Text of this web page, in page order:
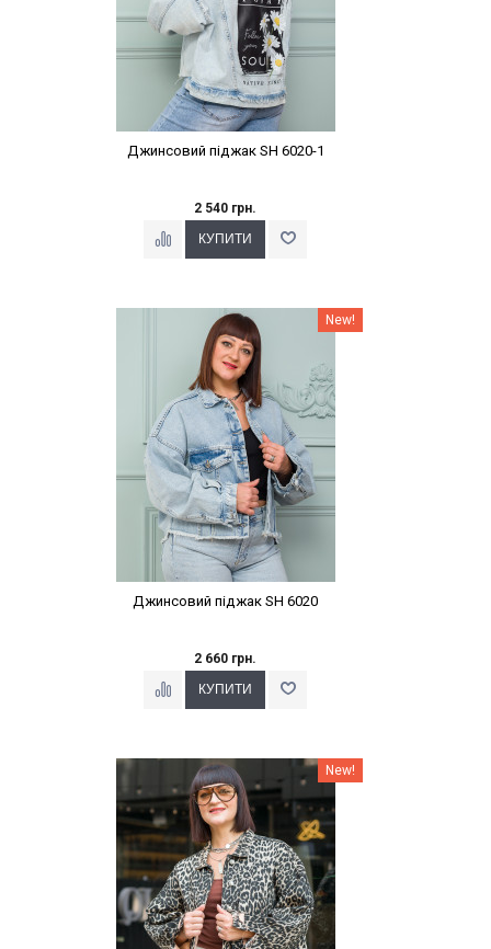
Джинсовий піджак SH 6020-1
2 540 грн.
Наклейки Варіант з % New!
Джинсовий піджак SH 6020
2 660 грн.
Наклейки Варіант з % New!